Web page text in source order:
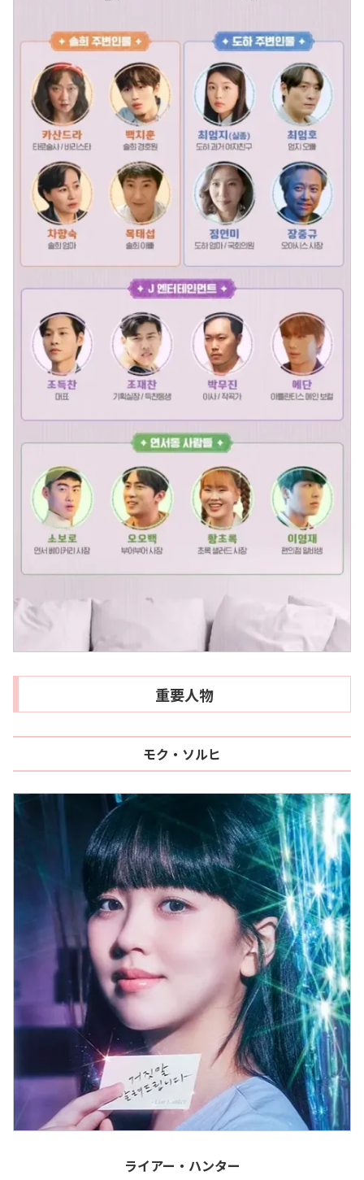
重要人物
モク・ソルヒ
ライアー・ハンター